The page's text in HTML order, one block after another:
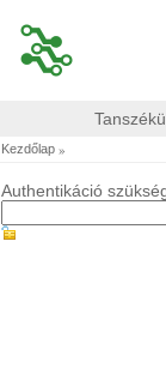
Kezdőlap »
Authentikáció